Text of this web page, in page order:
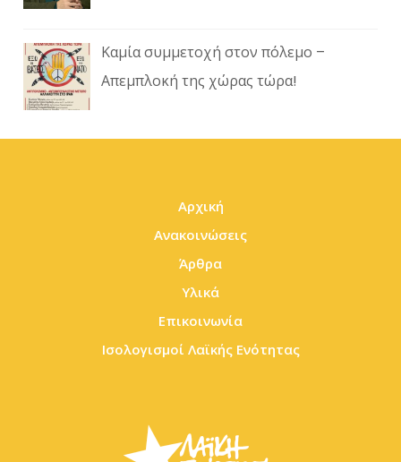
Καμία συμμετοχή στον πόλεμο –
Απεμπλοκή της χώρας τώρα!
Αρχική
Ανακοινώσεις
Άρθρα
Υλικά
Επικοινωνία
Ισολογισμοί Λαϊκής Ενότητας